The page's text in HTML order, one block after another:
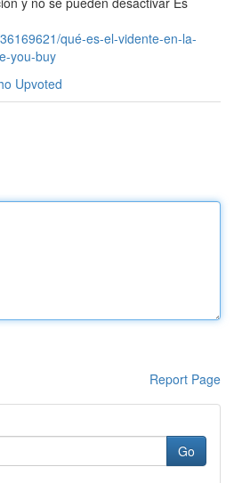
qué-es-el-vidente-en-la-
you-buy
Upvoted
Report Page
Go